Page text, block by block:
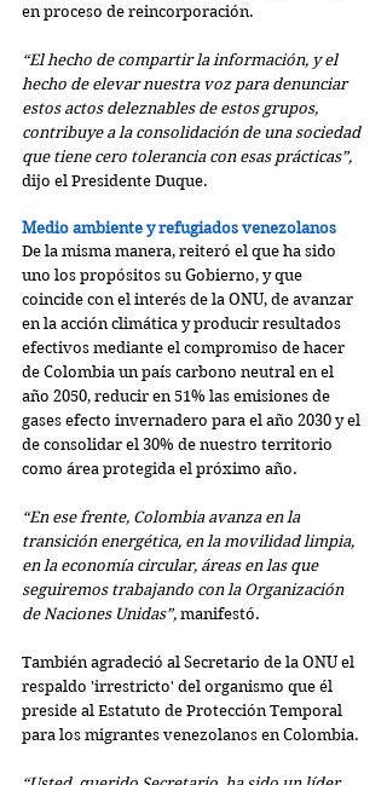
en proceso de reincorporación.
“El hecho de compartir la información, y el
hecho de elevar nuestra voz para denunciar
estos actos deleznables de estos grupos,
contribuye a la consolidación de una sociedad
que tiene cero tolerancia con esas prácticas”,
dijo el Presidente Duque.
Medio ambiente y refugiados venezolanos
De la misma manera, reiteró el que ha sido
uno los propósitos su Gobierno, y que
coincide con el interés de la ONU, de avanzar
en la acción climática y producir resultados
efectivos mediante el compromiso de hacer
de Colombia un país carbono neutral en el
año 2050, reducir en 51% las emisiones de
gases efecto invernadero para el año 2030 y el
de consolidar el 30% de nuestro territorio
como área protegida el próximo año.
“En ese frente, Colombia avanza en la
transición energética, en la movilidad limpia,
en la economía circular, áreas en las que
seguiremos trabajando con la Organización
de Naciones Unidas”, manifestó.
También agradeció al Secretario de la ONU el
respaldo 'irrestricto' del organismo que él
preside al Estatuto de Protección Temporal
para los migrantes venezolanos en Colombia.